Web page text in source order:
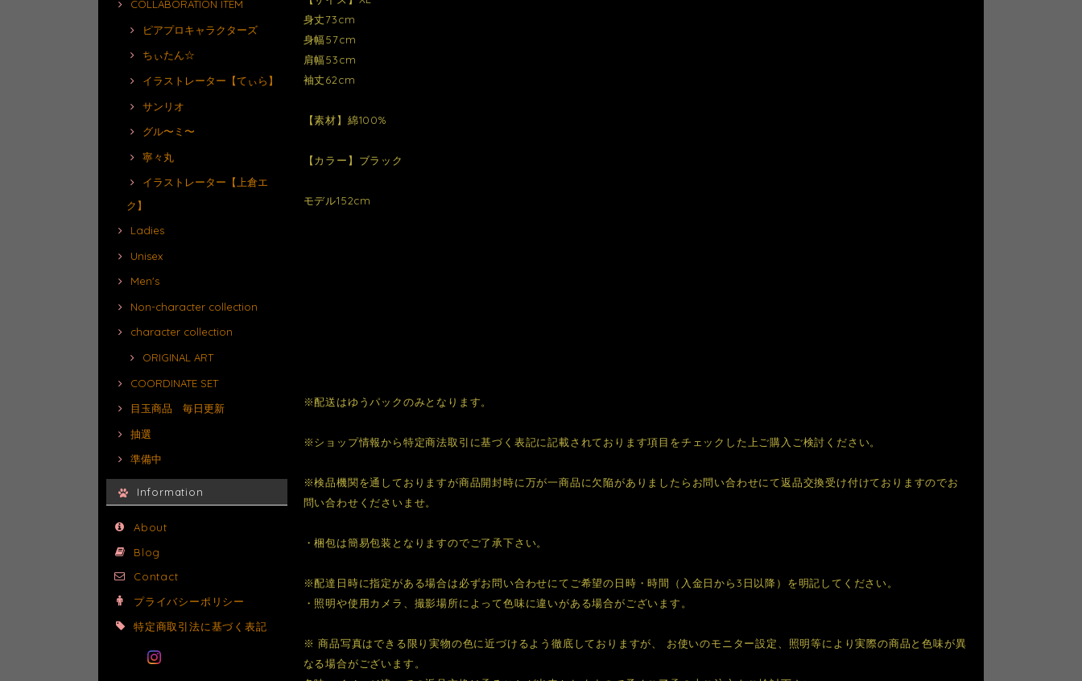
COLLABORATION ITEM
ピアプロキャラクターズ
ちぃたん☆
イラストレーター【てぃら】
サンリオ
グル〜ミ〜
寧々丸
イラストレーター【上倉エ
ク】
Ladies
Unisex
Men's
Non-character collection
character collection
ORIGINAL ART
COORDINATE SET
目玉商品 毎日更新
抽選
準備中
Information
About
Blog
Contact
プライバシーポリシー
特定商取引法に基づく表記
身丈73cm
身幅57cm
肩幅53cm
袖丈62cm
【素材】綿100%
【カラー】ブラック
モデル152cm
※配送はゆうパックのみとなります。
※ショップ情報から特定商法取引に基づく表記に記載されております項目をチェックした上ご購入ご検討ください。
※検品機関を通しておりますが商品開封時に万が一商品に欠陥がありましたらお問い合わせにて返品交換受け付けておりますのでお
問い合わせくださいませ。
・梱包は簡易包装となりますのでご了承下さい。
※配達日時に指定がある場合は必ずお問い合わせにてご希望の日時・時間（入金日から3日以降）を明記してください。
・照明や使用カメラ、撮影場所によって色味に違いがある場合がございます。
※ 商品写真はできる限り実物の色に近づけるよう徹底しておりますが、 お使いのモニター設定、照明等により実際の商品と色味が異
なる場合がございます。